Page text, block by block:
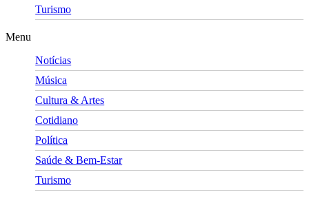
Turismo
Menu
Notícias
Música
Cultura & Artes
Cotidiano
Política
Saúde & Bem-Estar
Turismo